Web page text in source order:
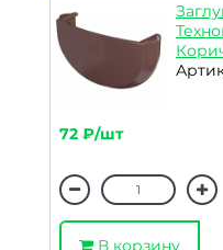
72 ₽/шт
В корзину